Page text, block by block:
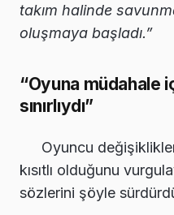
takım halinde
oluşmaya başladı.”
“Oyuna müdahale
sınırlıydı”
Oyuncu
kısıtlı olduğunu
sözlerini şöyle